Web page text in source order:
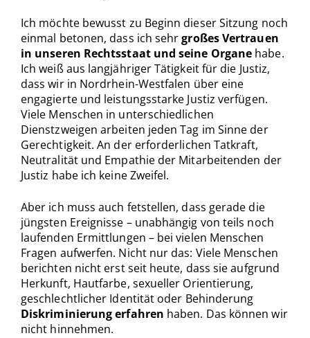
Ich möchte bewusst zu Beginn dieser Sitzung noch
einmal betonen, dass ich sehrgroßes Vertrauen
in unseren Rechtsstaat und seine Organe habe.
Ich weiß aus langjähriger Tätigkeit für die Justiz,
dass wir in Nordrhein-Westfalen über eine
engagierte und leistungsstarke Justiz verfügen.
Viele Menschen in unterschiedlichen
Dienstzweigen arbeiten jeden Tag im Sinne der
Gerechtigkeit. An der erforderlichen Tatkraft,
Neutralität und Empathie der Mitarbeitenden der
Justiz habe ich keine Zweifel.
Aber ich muss auch fetstellen, dass gerade die
jüngsten Ereignisse – unabhängig von teils noch
laufenden Ermittlungen – bei vielen Menschen
Fragen aufwerfen. Nicht nur das: Viele Menschen
berichten nicht erst seit heute, dass sie aufgrund
Herkunft, Hautfarbe, sexueller Orientierung,
geschlechtlicher Identität oder Behinderung
Diskriminierung erfahren haben. Das können wir
nicht hinnehmen.